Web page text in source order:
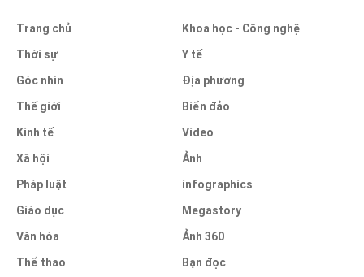
Trang chủ
Thời sự
Góc nhìn
Thế giới
Kinh tế
Xã hội
Pháp luật
Giáo dục
Văn hóa
Thể thao
Khoa học - Công nghệ
Y tế
Địa phương
Biển đảo
Video
Ảnh
infographics
Megastory
Ảnh 360
Bạn đọc